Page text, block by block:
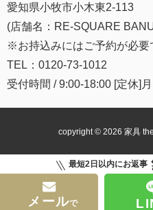
愛知県小牧市小木東2-113
(店舗名：RE-SQUARE
※お持込みにはご予約が必要
TEL：0120-73-1012
受付時間 / 9:00-18:00 [定休]
copyright © 2026 家具
最短2日以内にお返事
メールで